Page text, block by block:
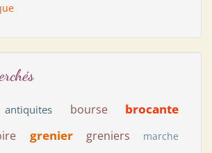
antiquites bourse brocante
grenier greniers
marche